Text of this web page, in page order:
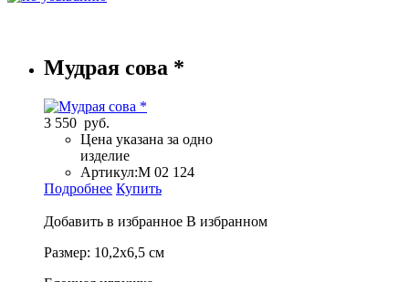
Мудрая сова *
3 550 руб.
Цена указана за одно
изделие
Артикул:M 02 124
Подробнее Купить
Добавить в избранное В избранном
Размер: 10,2х6,5 см